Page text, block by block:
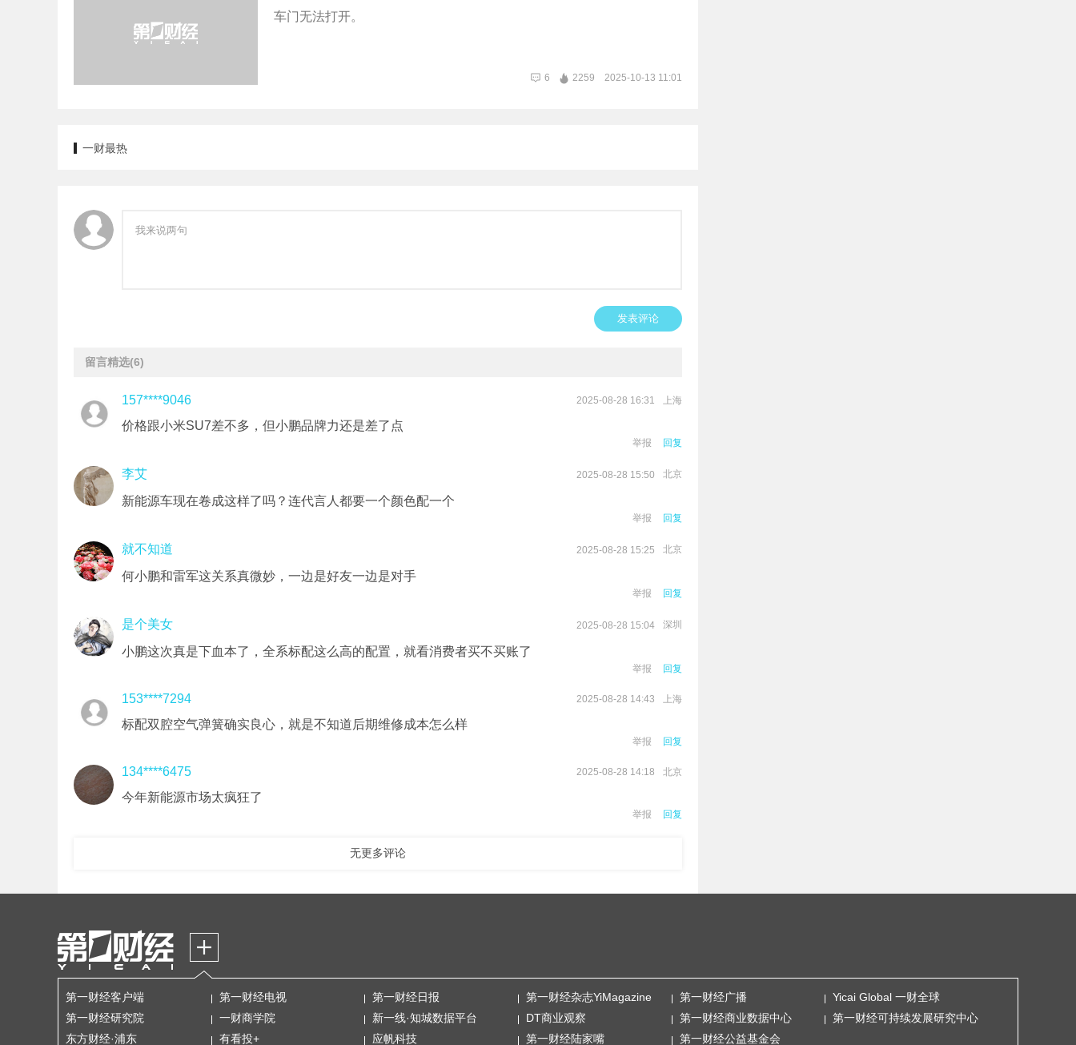
车门无法打开。
6 2259 2025-10-13 11:01
一财最热
发表评论
留言精选(6)
157****9046 2025-08-28 16:31 上海
价格跟小米SU7差不多，但小鹏品牌力还是差了点
举报 回复
李艾 2025-08-28 15:50 北京
新能源车现在卷成这样了吗？连代言人都要一个颜色配一个
举报 回复
就不知道 2025-08-28 15:25 北京
何小鹏和雷军这关系真微妙，一边是好友一边是对手
举报 回复
是个美女 2025-08-28 15:04 深圳
小鹏这次真是下血本了，全系标配这么高的配置，就看消费者买不买账了
举报 回复
153****7294 2025-08-28 14:43 上海
标配双腔空气弹簧确实良心，就是不知道后期维修成本怎么样
举报 回复
134****6475 2025-08-28 14:18 北京
今年新能源市场太疯狂了
举报 回复
无更多评论
第一财经客户端 第一财经电视 第一财经日报 第一财经杂志YiMagazine 第一财经广播
Yicai Global 一财全球
第一财经研究院
一财商学院 新一线·知城数据平台 DT商业观察 第一财经商业数据中心
第一财经可持续发展研究中心
东方财经·浦东
有看投+ 应帆科技 第一财经陆家嘴 第一财经公益基金会